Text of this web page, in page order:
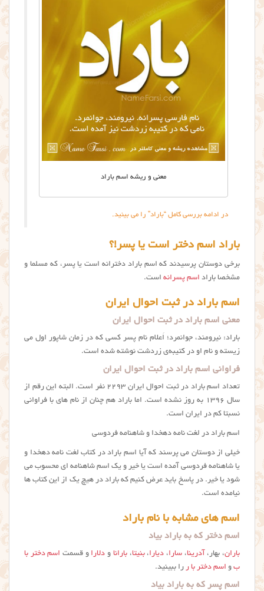
معنی و ریشه اسم باراد
در ادامه بررسی کامل “باراد” را می بینید.
باراد اسم دختر است یا پسر!؟
برخی دوستان پرسیدند که اسم باراد دخترانه است یا پسر، که مسلما و
مشخصا باراد اسم پسرانه است.
اسم باراد در ثبت احوال ایران
معنی اسم باراد در ثبت احوال ایران
باراد: نیرومند، جوانمرد؛ اَعلام نام پسر کسی که در زمان شاپور اول می
زیسته و نام او در کتیبه‌ی زردشت نوشته شده است.
فراوانی اسم باراد در ثبت احوال ایران
تعداد اسم باراد در ثبت احوال ایران ۲۲۹۳ نفر است. البته این رقم از
سال ۱۳۹۶ به روز نشده است. اما باراد هم چنان از نام های با فراوانی
نسبتا کم در ایران است.
اسم باراد در لغت نامه دهخدا و شاهنامه فردوسی
خیلی از دوستان می پرسند که آیا اسم باراد در کتاب لغت نامه دهخدا و
یا شاهنامه فردوسی آمده است یا خیر و یک اسم شاهنامه ای محسوب می
شود یا خیر. در پاسخ باید عرض کنیم که باراد در هیچ یک از این کتاب ها
نیامده است.
اسم های مشابه با نام باراد
اسم دختر که به باراد بیاد
باران، بهار، آدرینا،سارا، دیارا،بنیتا،بارانا و دلارا و قسمت اسم دختر با
ب و اسم دختر با ر را ببینید.
اسم پسر که به باراد بیاد